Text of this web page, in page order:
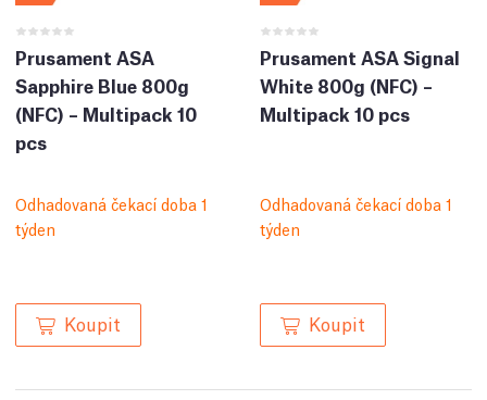
Prusament ASA
Sapphire Blue 800g
(NFC) – Multipack 10
pcs
Odhadovaná čekací doba 1
týden
Koupit
Prusament ASA Signal
White 800g (NFC) –
Multipack 10 pcs
Odhadovaná čekací doba 1
týden
Koupit